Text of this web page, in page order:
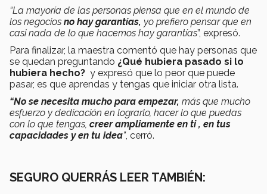
“La mayoría de las personas piensa que en el mundo de
los negocios no hay garantías, yo prefiero pensar que en
casi nada de lo que hacemos hay garantías”, expresó.
Para finalizar, la maestra comentó que hay personas que
se quedan preguntando ¿Qué hubiera pasado si lo
hubiera hecho? y expresó que lo peor que puede
pasar, es que aprendas y tengas que iniciar otra lista.
“No se necesita mucho para empezar, más que mucho
esfuerzo y dedicación en lograrlo, hacer lo que puedas
con lo que tengas, creer ampliamente en ti , en tus
capacidades y en tu idea”, cerró.
SEGURO QUERRÁS LEER TAMBIÉN: